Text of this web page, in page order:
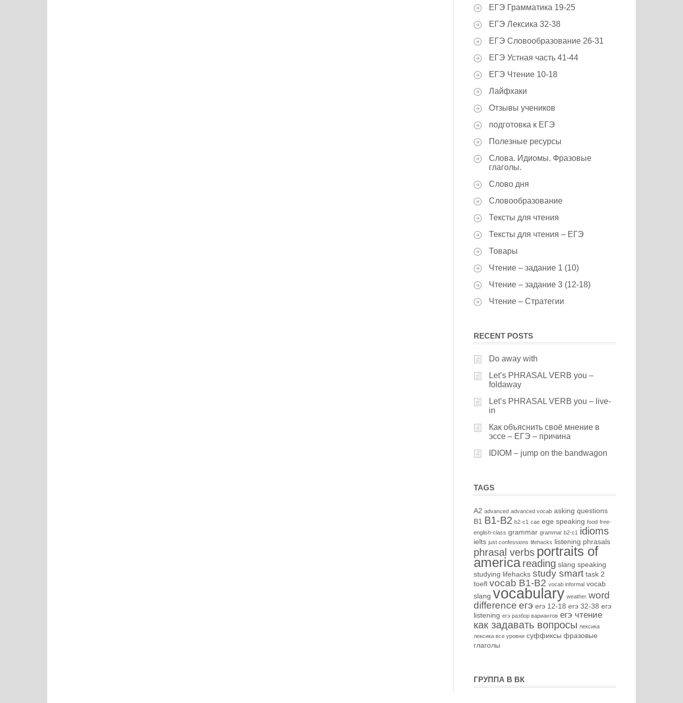
ЕГЭ Грамматика 19-25
ЕГЭ Лексика 32-38
ЕГЭ Словообразование 26-31
ЕГЭ Устная часть 41-44
ЕГЭ Чтение 10-18
Лайфхаки
Отзывы учеников
подготовка к ЕГЭ
Полезные ресурсы
Слова. Идиомы. Фразовые
глаголы.
Слово дня
Словообразование
Тексты для чтения
Тексты для чтения – ЕГЭ
Товары
Чтение – задание 1 (10)
Чтение – задание 3 (12-18)
Чтение – Стратегии
RECENT POSTS
Do away with
Let’s PHRASAL VERB you –
foldaway
Let’s PHRASAL VERB you – live-
in
Как объяснить своё мнение в
эссе – ЕГЭ – причина
IDIOM – jump on the bandwagon
TAGS
A2 advanced advanced vocab asking questions
B1 B1-B2 b2-c1 cae ege speaking food free-
english-class grammar grammar b2-c1 idioms
ielts just confessions lifehacks listening phrasals
phrasal verbs portraits of
america reading slang speaking
studying lifehacks study smart task 2
toefl vocab B1-B2 vocab informal vocab
slang vocabulary weather word
difference егэ егэ 12-18 егэ 32-38 егэ
listening егэ разбор вариантов егэ чтение
как задавать вопросы лексика
лексика все уровни суффиксы фразовые
глаголы
ГРУППА В ВК